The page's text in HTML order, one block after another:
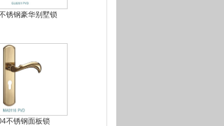
锈钢豪华别墅锁
不锈钢面板锁